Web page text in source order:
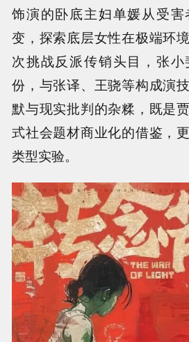
饰演的卧底主妇单媛从受
变，探索底层女性在极端环
次挑战反派传销头目，张
份，与张译、王骁等构成演
默与现实批判的杂糅，既是
式社会题材商业化的借鉴，
类型实验。